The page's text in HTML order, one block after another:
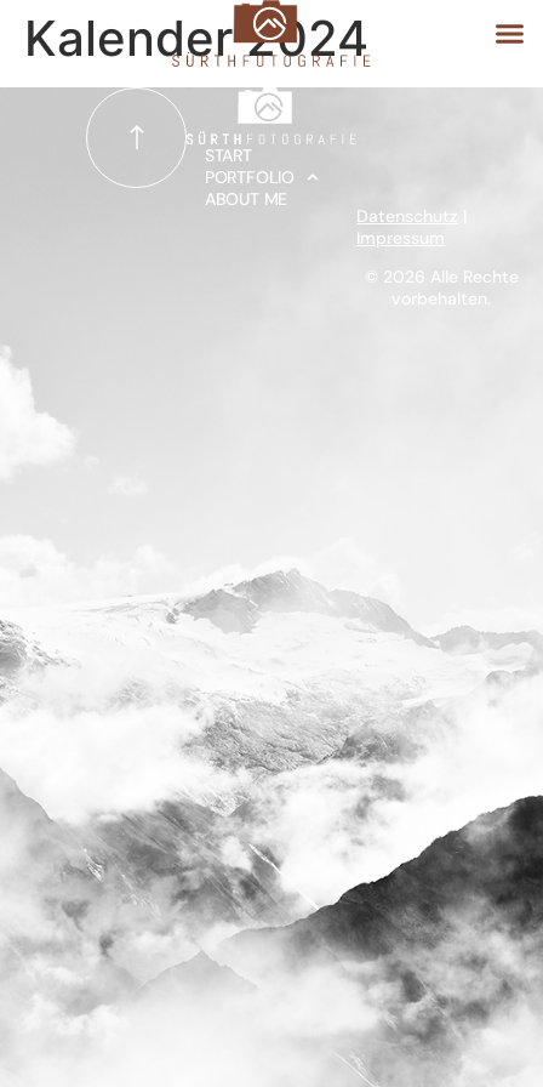
START
PORTFOLIO
Kalender 2024
Datenschutz
Impressum
© 2026 Alle Rechte
vorbehalten.
START
PORTFOLIO
ABOUT ME